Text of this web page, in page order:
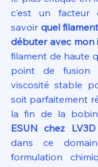
c'est un facteur
savoir quel
débuter avec mon
filament de haute
point de fusion
viscosité stable
soit parfaitement
la fin de la
ESUN chez
dans ce
formulation